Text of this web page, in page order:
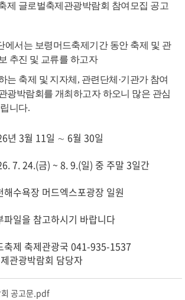
제 글로벌축제관광박람회 참여모집 공고
에서는 보령머드축제기간 동안 축제 및 관
추진 및 교류를 하고자
는 축제 및 지자체, 관련단체·기관가 참여
광박람회를 개최 하고자하오니 많은 관심
니다.
년 3월 11일 ∼ 6월 30일
7. 24.(금) ~ 8. 9.(일) 중 주말 3일간
수욕장 머드엑스포광장 일원
일을 참고하시기 바랍니다
제 축제관광국 041-935-1537
광박람회 담당자
공고문.pdf